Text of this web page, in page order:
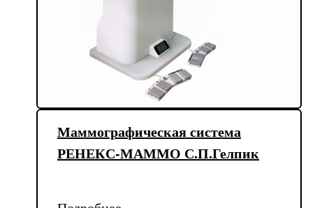
Маммографическая система
РЕНЕКС-МАММО С.П.Гелпик